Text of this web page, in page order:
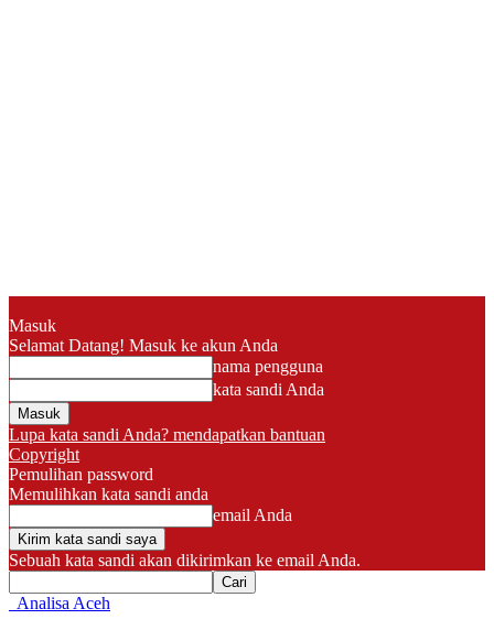
Masuk
Selamat Datang! Masuk ke akun Anda
nama pengguna
kata sandi Anda
Lupa kata sandi Anda? mendapatkan bantuan
Copyright
Pemulihan password
Memulihkan kata sandi anda
email Anda
Sebuah kata sandi akan dikirimkan ke email Anda.
Analisa Aceh